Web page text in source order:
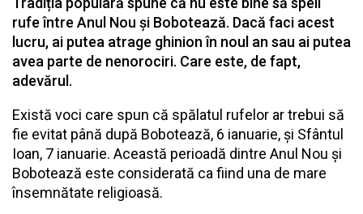
rufe între Anul Nou și Bobotează. Dacă faci acest
lucru, ai putea atrage ghinion în noul an sau ai putea
avea parte de nenorociri. Care este, de fapt,
adevărul.
Există voci care spun că spălatul rufelor ar trebui să
fie evitat până după Bobotează, 6 ianuarie, și Sfântul
Ioan, 7 ianuarie. Această perioadă dintre Anul Nou și
Bobotează este considerată ca fiind una de mare
însemnătate religioasă.